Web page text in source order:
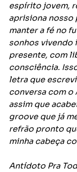
espírito jovem,
aprisiona nosso
manter a fé no
sonhos vivendo
presente, com
consciência.
letra que
conversa com o
assim que
groove que já
refrão pronto
minha cabeça
Antídoto Pra